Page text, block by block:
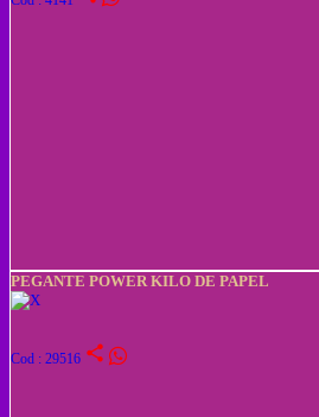
PEGANTE POWER KILO DE PAPEL
Cod : 29516 share